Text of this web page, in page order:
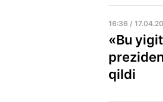
16:36 /
«Bu
qildi